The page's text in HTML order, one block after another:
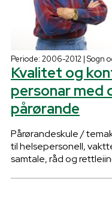
Periode: 2006-2012 | Sogn
Kvalitet og
personar med
pårørande
Pårørandeskule /
til helsepersonell,
samtale, råd og